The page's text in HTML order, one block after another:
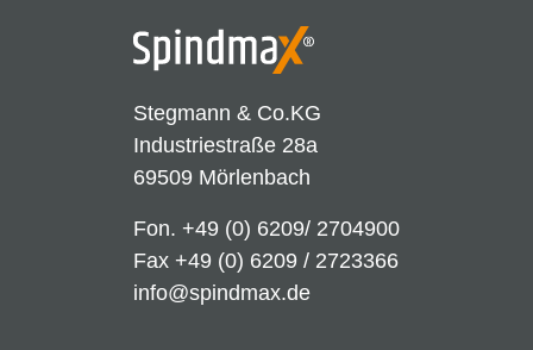
Stegmann & Co.KG
Industriestraße 28a
69509 Mörlenbach
Fon. +49 (0) 6209/ 2704900
Fax +49 (0) 6209 / 2723366
info@spindmax.de